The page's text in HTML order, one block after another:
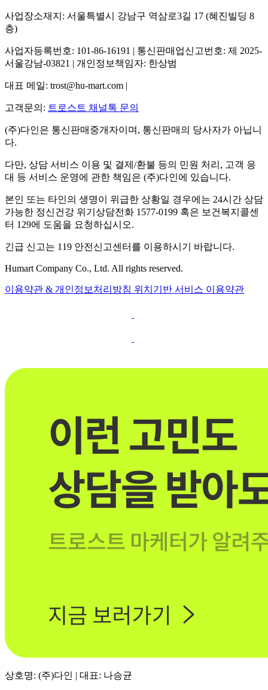
사업장소재지: 서울특별시 강남구 역삼로3길 17 (혜진빌딩 8
층)
사업자등록번호: 101-86-16191 | 통신판매업신고번호: 제 2025-
서울강남-03821 | 개인정보책임자: 한상범
대표 메일: trost@hu-mart.com |
고객문의: 트로스트 채널톡 문의
(주)다인은 통신판매중개자이며, 통신판매의 당사자가 아닙니
다.
다만, 상담 서비스 이용 및 결제/환불 등의 민원 처리, 고객 응
대 등 서비스 운영에 관한 책임은 (주)다인에 있습니다.
본인 또는 타인의 생명이 위급한 상황일 경우에는 24시간 상담
가능한 정신건강 위기상담전화 1577-0199 혹은 보건복지콜센
터 129에 도움을 요청하십시오.
긴급 신고는 119 안전신고센터를 이용하시기 바랍니다.
Humart Company Co., Ltd. All rights reserved.
이용약관 & 개인정보처리방침 위치기반 서비스 이용약관
상호명: (주)다인 | 대표: 나승균